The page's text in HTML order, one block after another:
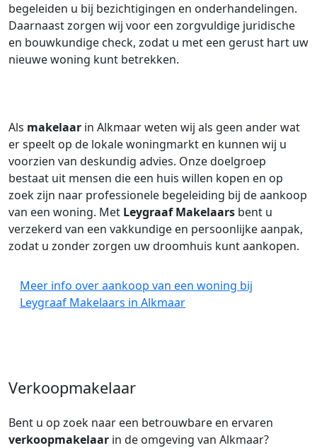
begeleiden u bij bezichtigingen en onderhandelingen.
Daarnaast zorgen wij voor een zorgvuldige juridische
en bouwkundige check, zodat u met een gerust hart uw
nieuwe woning kunt betrekken.
Als makelaar in Alkmaar weten wij als geen ander wat
er speelt op de lokale woningmarkt en kunnen wij u
voorzien van deskundig advies. Onze doelgroep
bestaat uit mensen die een huis willen kopen en op
zoek zijn naar professionele begeleiding bij de aankoop
van een woning. Met Leygraaf Makelaars bent u
verzekerd van een vakkundige en persoonlijke aanpak,
zodat u zonder zorgen uw droomhuis kunt aankopen.
Meer info over aankoop van een woning bij
Leygraaf Makelaars in Alkmaar
Verkoopmakelaar
Bent u op zoek naar een betrouwbare en ervaren
verkoopmakelaar in de omgeving van Alkmaar?